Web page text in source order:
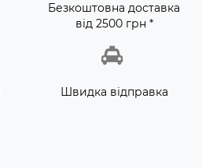
Безкоштовна доставка
від 2500 грн *
Швидка відправка